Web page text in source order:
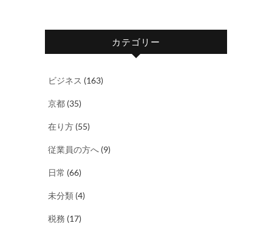
カテゴリー
ビジネス (163)
京都 (35)
在り方 (55)
従業員の方へ (9)
日常 (66)
未分類 (4)
税務 (17)